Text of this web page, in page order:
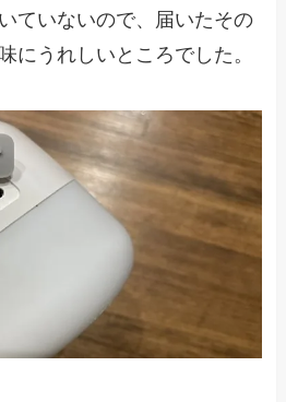
ていないので、届いたその
にうれしいところでした。